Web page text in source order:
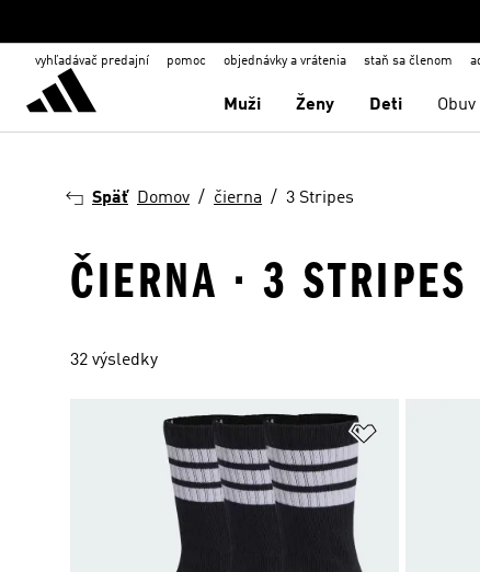
vyhľadávač predajní pomoc objednávky a vrátenia staň sa členom
Muži Ženy Deti Obuv
Späť Domov čierna 3 Stripes
ČIERNA · 3 STRIPES
32 výsledky
Pridať do